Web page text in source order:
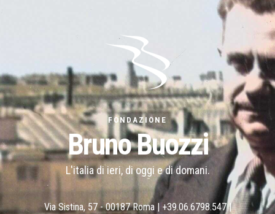
FONDAZIONE
Bruno Buozzi
L'italia di ieri, di oggi e di domani.
Via Sistina, 57 - 00187 Roma | +39.06.6798.547|